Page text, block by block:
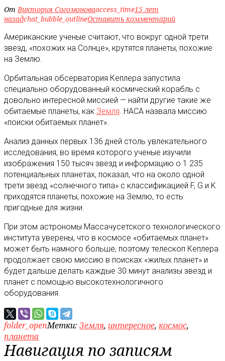
ОтВиктория Согомоноваaccess_time15 лет
назадchat_bubble_outlineОставить комментарий
Американские ученые считают, что вокруг одной трети
звезд, «похожих на Солнце», крутятся планеты, похожие
на Землю.
Орбитальная обсерватория Кеплера запустила
специально оборудованный космический корабль с
довольно интересной миссией — найти другие такие же
обитаемые планеты, как Земля. НАСА назвала миссию
«поиски обитаемых планет».
Анализ данных первых 136 дней столь увлекательного
исследования, во время которого ученые изучили
изображения 150 тысяч звезд и информацию о 1 235
потенциальных планетах, показал, что на около одной
трети звезд «солнечного типа» с классификацией F, G и K
приходятся планеты, похожие на Землю, то есть
пригодные для жизни.
При этом астрономы Массачусетского технологического
института уверены, что в космосе «обитаемых планет»
может быть намного больше, поэтому телескоп Кеплера
продолжает свою миссию в поисках «жилых планет» и
будет дальше делать каждые 30 минут анализы звезд и
планет с помощью высокотехнологичного
оборудования.
folder_openМетки: Земля, интересное, космос,
планета
Навигация по записям